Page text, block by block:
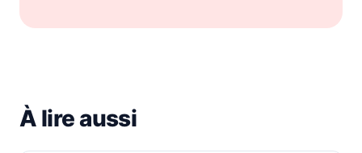
À lire aussi